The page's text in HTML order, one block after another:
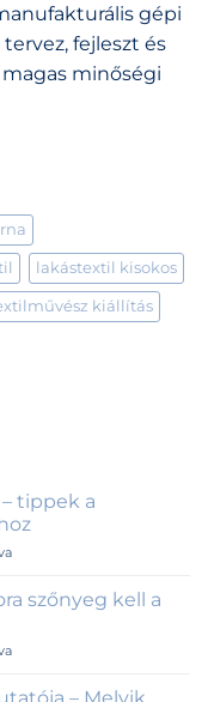
gépi
fejleszt és
minőségi
lakástextil kisokos
kiállítás
tippek a
szőnyeg kell a